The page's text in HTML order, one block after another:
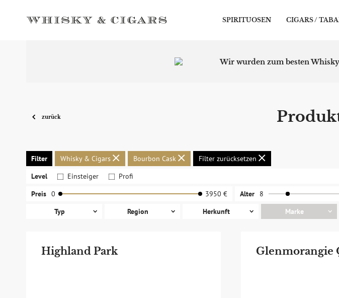
SPIRITUOSEN CIGARS /
Wir wurden zum besten
zurück
Filter Whisky & Cigars Bourbon Cask
Filter zurücksetzen
Level
Einsteiger
Profi
Preis 0 3950 € Alter 8
Typ
Region Herkunft Marke
Highland Park Glenmorangie